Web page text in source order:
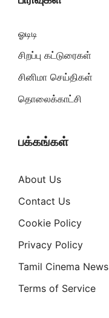
ஓடிடி
சிறப்பு கட்டுரைகள்
சினிமா செய்திகள்
தொலைக்காட்சி
பக்கங்கள்
About Us
Contact Us
Cookie Policy
Privacy Policy
Tamil Cinema News
Terms of Service